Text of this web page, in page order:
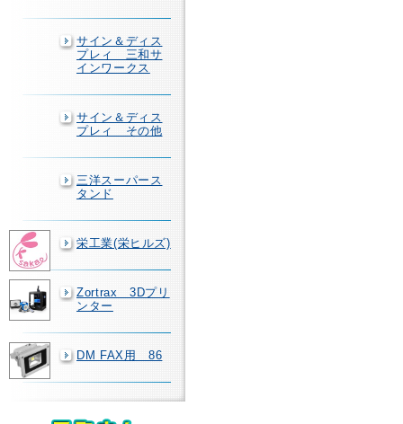
サイン＆ディス
プレィ 三和サ
インワークス
サイン＆ディス
プレィ その他
三洋スーパース
タンド
栄工業(栄ヒルズ)
Zortrax 3Dプリ
ンター
DM FAX用 86